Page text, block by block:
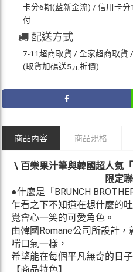
卡分6期(藍新金流) / 信用卡分
付
配送方式
7-11超商取貨 / 全家超商取貨
(取貨加碼送5元折價)
商品內容 商品規格
\ 百樂果汁筆與韓國超人氣
限定
●什麼是「BRUNCH
乍看之下不知道在想什麼的
覺會心一笑的可愛角色。
由韓國Romane公司所設計
喘口氣一樣，
希望能在每個平凡無奇的日
【商品特色】